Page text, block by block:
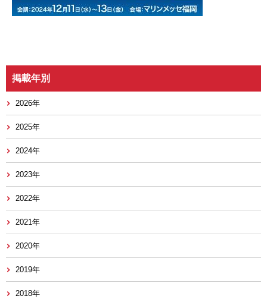
掲載年別
2026年
2025年
2024年
2023年
2022年
2021年
2020年
2019年
2018年